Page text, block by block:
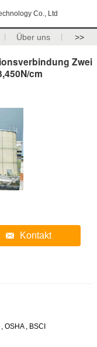
Co., Ltd
Über uns >>
Zwei
cm
Kontakt
OSHA , BSCI